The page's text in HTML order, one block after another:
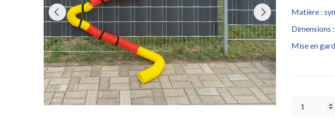
Matière :
Dimensions
Mise en